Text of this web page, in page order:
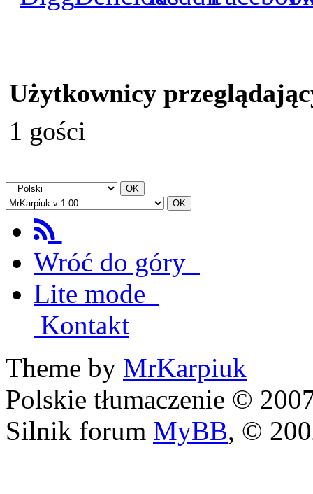
Użytkownicy
1 gości
Wróć do góry
Lite mode
Kontakt
Theme by MrKarpiuk
Polskie tłumaczenie ©
Silnik forum MyBB, ©